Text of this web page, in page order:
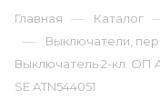
Главная — Каталог
— Выключатели,
Выключатель 2-кл. ОП
SE ATN544051